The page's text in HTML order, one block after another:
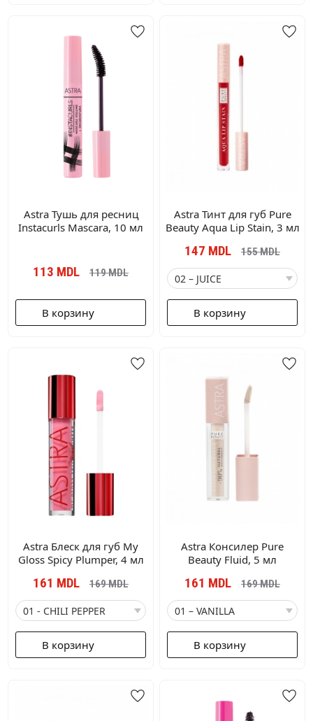
Astra Тушь для ресниц
Instacurls Mascara, 10 мл
113 MDL 119MDL
В корзину
Astra Тинт для губ Pure
Beauty Aqua Lip Stain, 3 мл
147 MDL 155MDL
В корзину
Astra Блеск для губ My
Gloss Spicy Plumper, 4 мл
161 MDL 169MDL
В корзину
Astra Консилер Pure
Beauty Fluid, 5 мл
161 MDL 169MDL
В корзину